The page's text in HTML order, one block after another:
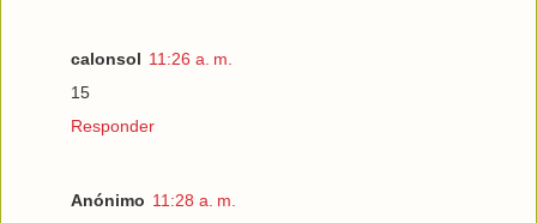
calonsol 11:26 a. m.
15
Responder
Anónimo 11:28 a. m.